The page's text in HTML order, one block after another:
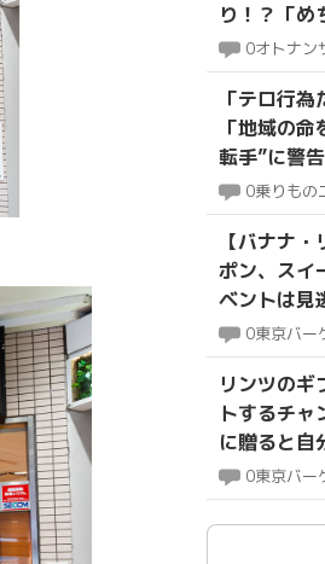
り！？「め
も華やか」
0オトナン
「テロ行
「地域の
転手”に警
0乗りもの
【バナナ
ポン、スイ
ベントは見
0東京バー
リンツのギ
トするチャ
に贈ると
Get1」キ
0東京バー